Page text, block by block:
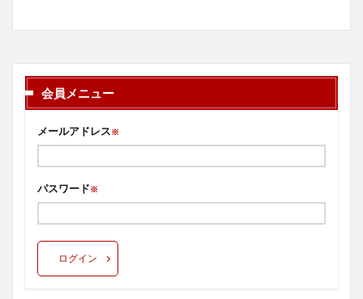
会員メニュー
メールアドレス※
パスワード※
ログイン